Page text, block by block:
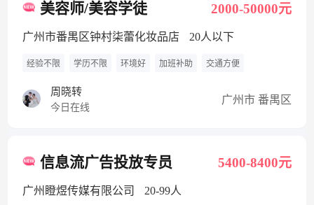
美容师/美容学徒 2000-50000元
广州市番禺区钟村柒蕾化妆品店 20人以下
经验不限 学历不限 环境好 加班补助 交通方便
周晓转
今日在线
广州市 番禺区
信息流广告投放专员 5400-8400元
广州瞪煜传媒有限公司 20-99人